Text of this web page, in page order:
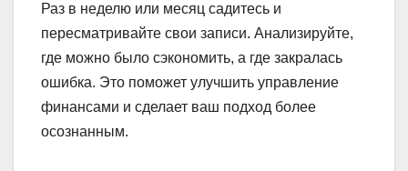
Раз в неделю или месяц садитесь и
пересматривайте свои записи. Анализируйте,
где можно было сэкономить, а где закралась
ошибка. Это поможет улучшить управление
финансами и сделает ваш подход более
осознанным.